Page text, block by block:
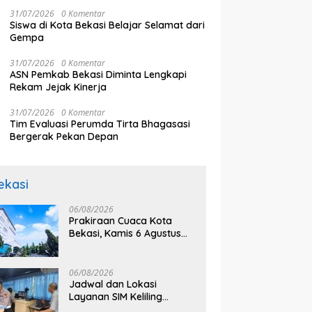
Tuntas
Penting Lindungi Kelompok
31/07/2026 0 Komentar
Siswa di Kota Bekasi Belajar Selamat dari
Gempa
31/07/2026 0 Komentar
ASN Pemkab Bekasi Diminta Lengkapi
Rekam Jejak Kinerja
31/07/2026 0 Komentar
Tim Evaluasi Perumda Tirta Bhagasasi
Bergerak Pekan Depan
06/08/2026
Prakiraan Cuaca Kota
Bekasi, Kamis 6 Agustus
06/08/2026
Jadwal dan Lokasi
Layanan SIM Keliling